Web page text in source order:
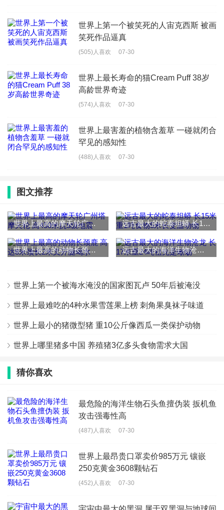
世界上第一个被笑死的人宙克西斯 被画
笑死作品逼真
(505)人喜欢 07-30
世界上最长寿命的猫Cream Puff 38岁
高龄世界奇迹
(574)人喜欢 07-30
世界上最害羞的植物含羞草 一碰就闭合
罕见的感知性
(488)人喜欢 07-30
图文推荐
世界上最高的摩天轮广州塔摩天轮 高450米抗8级地震 远古最大的蛇泰坦蟒 长15米重1吨食物5米长变温动物
世界上最高的动物长颈鹿 高达8米颈长2米叉开腿喝水 远古最大的海洋生物沧龙 长17米重24吨祖先是蜥蜴
世界上第一个被海水淹没的国家图瓦卢 50年后被淹没
世界上最难吃的4种水果雪莲果上榜 刺角果臭袜子味道
世界上最小的猪微型猪 重10公斤像西瓜一类保护动物
世界上哪里猪多中国 养殖猪3亿多头食物需求大国
猜你喜欢
最危险的海洋生物石头鱼擅伪装 扳机鱼
攻击强毒性高
(487)人喜欢 07-30
世界上最昂贵口罩卖价985万元 镶嵌
250克黄金3608颗钻石
(452)人喜欢 07-30